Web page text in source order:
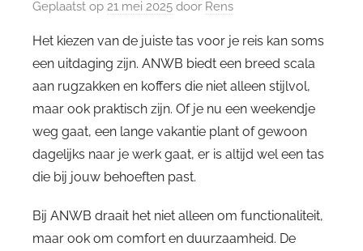
Geplaatst op 21 mei 2025 door Rens
Het kiezen van de juiste tas voor je reis kan soms
een uitdaging zijn. ANWB biedt een breed scala
aan rugzakken en koffers die niet alleen stijlvol,
maar ook praktisch zijn. Of je nu een weekendje
weg gaat, een lange vakantie plant of gewoon
dagelijks naar je werk gaat, er is altijd wel een tas
die bij jouw behoeften past.
Bij ANWB draait het niet alleen om functionaliteit,
maar ook om comfort en duurzaamheid. De